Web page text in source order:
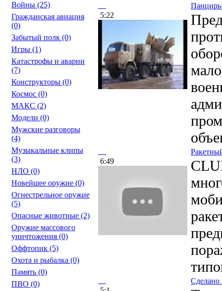
Войны (25)
Гражданская авиация
(0)
Забытый полк (0)
Игры (1)
Катастрофы и аварии
(7)
Конструкторы (0)
Космос (0)
МАКС (2)
Модели (0)
Мужские разговоры
(4)
Музыкальные клипы
(3)
НЛО (0)
Новейшее оружие (0)
Огнестрельное оружие
(5)
Опасные животные (2)
Оружие массового
уничтожения (0)
Оффтопик (5)
Охота и рыбалка (0)
Память (0)
ПВО (0)
5:22
6:49
Сделано